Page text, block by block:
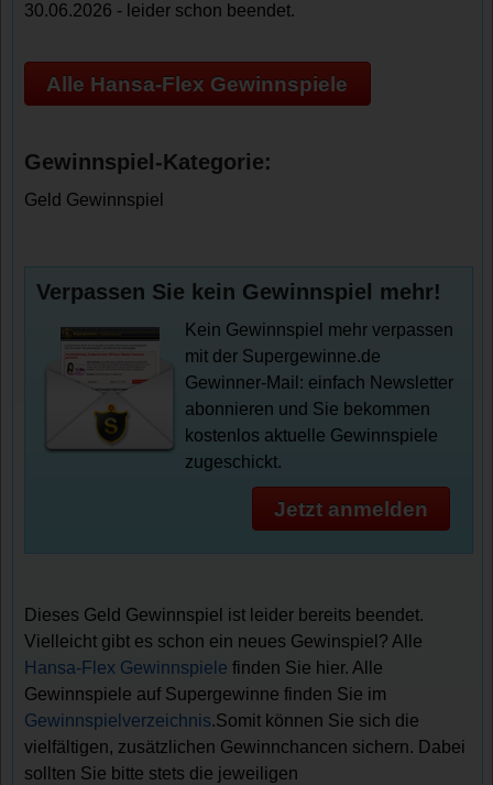
30.06.2026 - leider schon beendet.
Alle Hansa-Flex Gewinnspiele
Gewinnspiel-Kategorie:
Geld Gewinnspiel
Verpassen Sie kein Gewinnspiel mehr!
Kein Gewinnspiel mehr verpassen
mit der Supergewinne.de
Gewinner-Mail: einfach Newsletter
abonnieren und Sie bekommen
kostenlos aktuelle Gewinnspiele
zugeschickt.
Jetzt anmelden
Dieses Geld Gewinnspiel ist leider bereits beendet.
Vielleicht gibt es schon ein neues Gewinspiel? Alle
Hansa-Flex Gewinnspiele finden Sie hier. Alle
Gewinnspiele auf Supergewinne finden Sie im
Gewinnspielverzeichnis.Somit können Sie sich die
vielfältigen, zusätzlichen Gewinnchancen sichern. Dabei
sollten Sie bitte stets die jeweiligen